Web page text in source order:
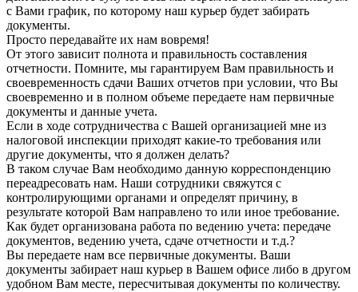
с Вами график, по которому наш курьер будет забирать
документы.
Просто передавайте их нам вовремя!
От этого зависит полнота и правильность составления
отчетности. Помните, мы гарантируем Вам правильность и
своевременность сдачи Ваших отчетов при условии, что Вы
своевременно и в полном объеме передаете нам первичные
документы и данные учета.
Если в ходе сотрудничества с Вашей организацией мне из
налоговой инспекции приходят какие-то требования или
другие документы, что я должен делать?
В таком случае Вам необходимо данную корреспонденцию
переадресовать нам. Наши сотрудники свяжутся с
контролирующими органами и определят причину, в
результате которой Вам направлено то или иное требование.
Как будет организована работа по ведению учета: передаче
документов, ведению учета, сдаче отчетности и т.д.?
Вы передаете нам все первичные документы. Ваши
документы забирает наш курьер в Вашем офисе либо в другом
удобном Вам месте, пересчитывая документы по количеству.